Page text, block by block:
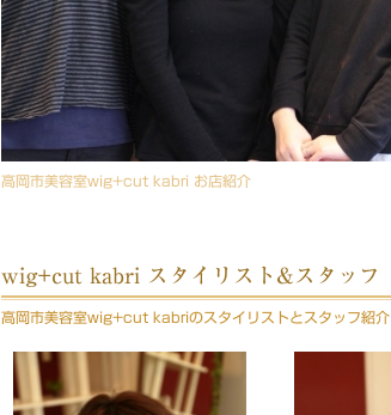
高岡市美容室wig+cut kabri お店紹介
wig+cut kabri スタイリスト&スタッフ
高岡市美容室wig+cut kabriのスタイリストとスタッフ紹介